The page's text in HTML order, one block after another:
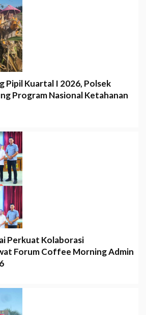
Pipil Kuartal I 2026, Polsek
Program Nasional Ketahanan
Perkuat Kolaborasi
Forum Coffee Morning Admin